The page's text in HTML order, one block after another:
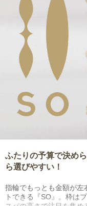
ふたりの予算で決め
ら選びやすい！
指輪でもっとも金額が左
トできる『SO』。枠は